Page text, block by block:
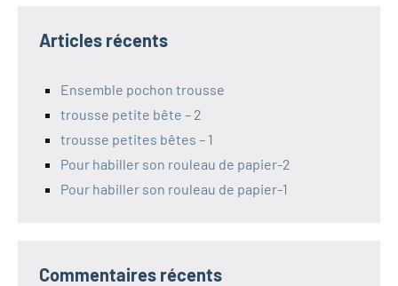
Articles récents
Ensemble pochon trousse
trousse petite bête – 2
trousse petites bêtes – 1
Pour habiller son rouleau de papier-2
Pour habiller son rouleau de papier-1
Commentaires récents